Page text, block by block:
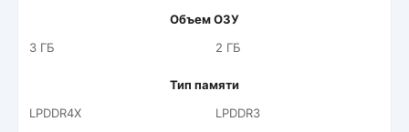
Объем ОЗУ
3 ГБ
2 ГБ
Тип памяти
LPDDR4X
LPDDR3